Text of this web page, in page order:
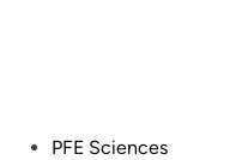
PostedPFE Sciences